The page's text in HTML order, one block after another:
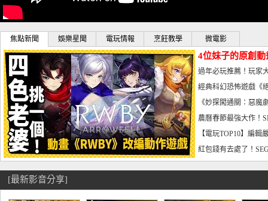
焦點新聞 娛樂星聞 電玩情報 烹飪教學 微電影
4位妹子的原創
曝光_電玩宅速配
過年必玩推薦！玩家
宅速配20230126
經典科幻恐怖遊戲《
懼體驗-電玩宅速配
《妙探闖通關：惡
到!!-電玩宅速配
農曆春節最強大作！
電玩宅速配20230123
【電玩TOP10】編
了，封面圖直接雷你
紅包錢有去處了！
宅速配20230119
[最新影音分享]